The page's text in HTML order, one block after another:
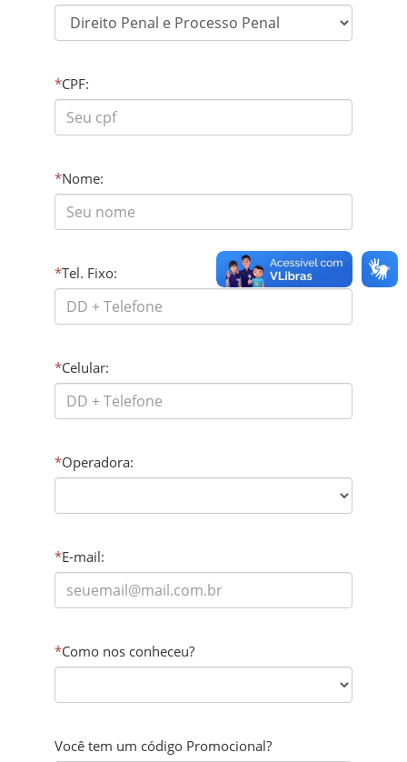
*CPF:
*Nome:
*Tel. Fixo:
*Celular:
*Operadora:
*E-mail:
*Como nos conheceu?
Você tem um código Promocional?